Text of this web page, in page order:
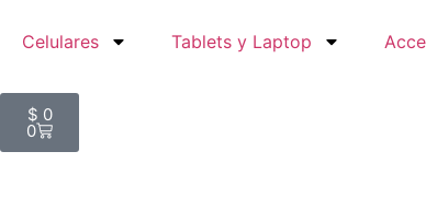
Celulares Tablets y Laptop
$ 0
0